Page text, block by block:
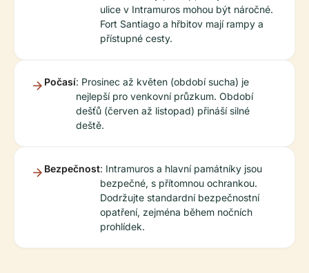
ulice v Intramuros mohou být náročné.
Fort Santiago a hřbitov mají rampy a
přístupné cesty.
Počasí: Prosinec až květen (období sucha) je
nejlepší pro venkovní průzkum. Období
dešťů (červen až listopad) přináší silné
deště.
Bezpečnost: Intramuros a hlavní památníky jsou
bezpečné, s přítomnou ochrankou.
Dodržujte standardní bezpečnostní
opatření, zejména během nočních
prohlídek.